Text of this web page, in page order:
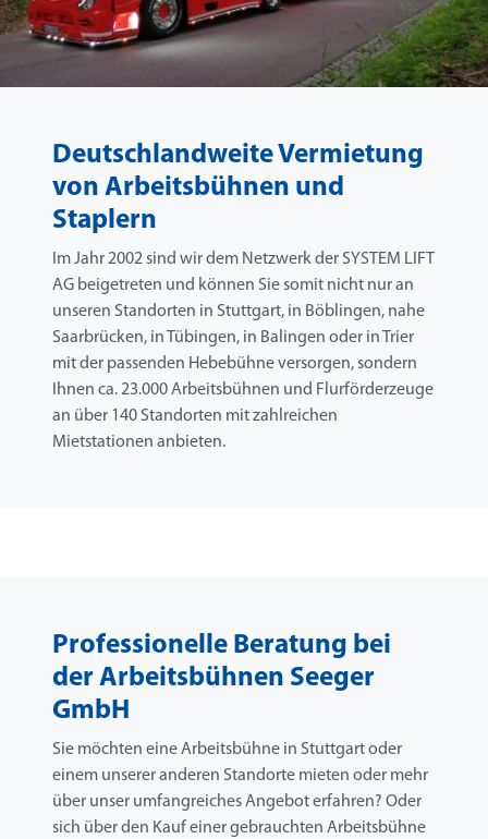
Deutschlandweite Vermietung
von Arbeitsbühnen und
Staplern
Im Jahr 2002 sind wir dem Netzwerk der SYSTEM LIFT
AG beigetreten und können Sie somit nicht nur an
unseren Standorten in Stuttgart, in Böblingen, nahe
Saarbrücken, in Tübingen, in Balingen oder in Trier
mit der passenden Hebebühne versorgen, sondern
Ihnen ca. 23.000 Arbeitsbühnen und Flurförderzeuge
an über 140 Standorten mit zahlreichen
Mietstationen anbieten.
Professionelle Beratung bei
der Arbeitsbühnen Seeger
GmbH
Sie möchten eine Arbeitsbühne in Stuttgart oder
einem unserer anderen Standorte mieten oder mehr
über unser umfangreiches Angebot erfahren? Oder
sich über den Kauf einer gebrauchten Arbeitsbühne